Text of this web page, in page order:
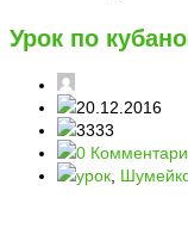
Урок по
20.12.2016
3333
0
урок